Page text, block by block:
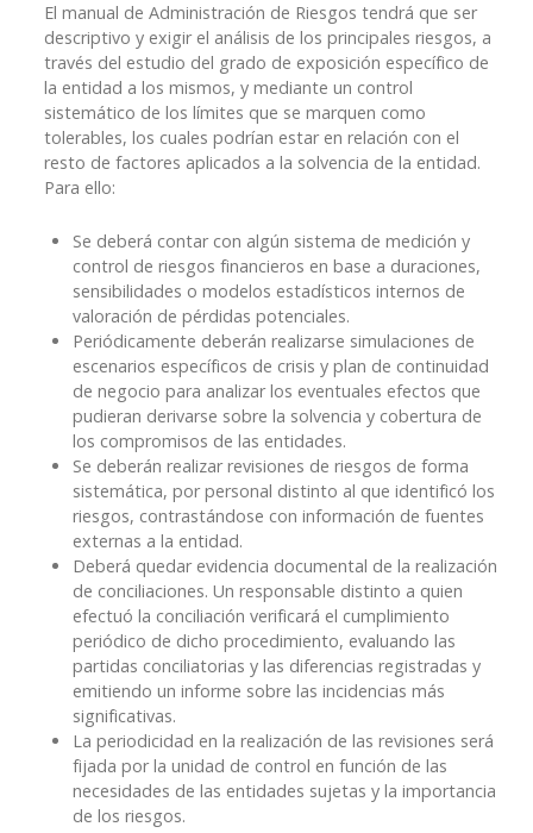
El manual de Administración de Riesgos tendrá que ser
descriptivo y exigir el análisis de los principales riesgos, a
través del estudio del grado de exposición específico de
la entidad a los mismos, y mediante un control
sistemático de los límites que se marquen como
tolerables, los cuales podrían estar en relación con el
resto de factores aplicados a la solvencia de la entidad.
Para ello:
Se deberá contar con algún sistema de medición y
control de riesgos financieros en base a duraciones,
sensibilidades o modelos estadísticos internos de
valoración de pérdidas potenciales.
Periódicamente deberán realizarse simulaciones de
escenarios específicos de crisis y plan de continuidad
de negocio para analizar los eventuales efectos que
pudieran derivarse sobre la solvencia y cobertura de
los compromisos de las entidades.
Se deberán realizar revisiones de riesgos de forma
sistemática, por personal distinto al que identificó los
riesgos, contrastándose con información de fuentes
externas a la entidad.
Deberá quedar evidencia documental de la realización
de conciliaciones. Un responsable distinto a quien
efectuó la conciliación verificará el cumplimiento
periódico de dicho procedimiento, evaluando las
partidas conciliatorias y las diferencias registradas y
emitiendo un informe sobre las incidencias más
significativas.
La periodicidad en la realización de las revisiones será
fijada por la unidad de control en función de las
necesidades de las entidades sujetas y la importancia
de los riesgos.